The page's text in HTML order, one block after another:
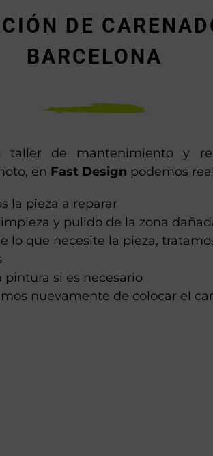
DE
BARCELONA
taller de mantenimiento y
en Fast Design podemos
la pieza a reparar
y pulido de la zona
lo que necesite la pieza,
pintura si es necesario
nuevamente de colocar el